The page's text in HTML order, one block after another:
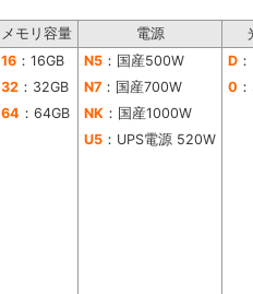
メモリ容量 電源
16 ：16GB N5 ：国産500W D
32 ：32GB N7 ：国産700W 0
64 ：64GB NK ：国産1000W
U5 ：UPS電源 520W